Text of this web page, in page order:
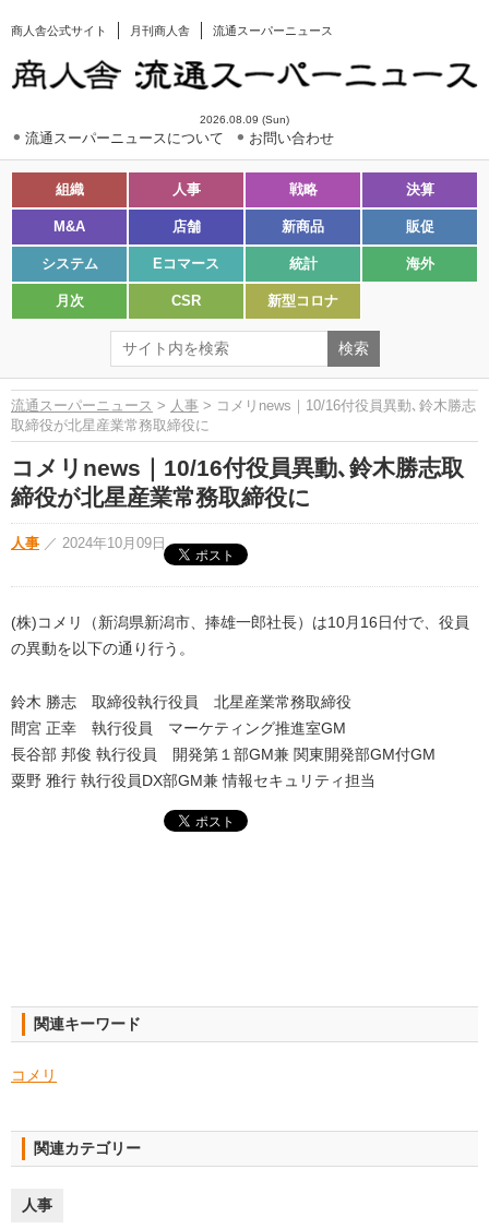
商人舎公式サイト 月刊商人舎 流通スーパーニュース
2026.08.09 (Sun)
流通スーパーニュースについて お問い合わせ
組織 人事 戦略 決算
M&A 店舗 新商品 販促
システム Eコマース 統計 海外
月次 CSR 新型コロナ
流通スーパーニュース > 人事 > コメリnews｜10/16付役員異動､鈴木勝志
取締役が北星産業常務取締役に
コメリnews｜10/16付役員異動､鈴木勝志取
締役が北星産業常務取締役に
人事 ／ 2024年10月09日
(株)コメリ（新潟県新潟市、捧雄一郎社長）は10月16日付で、役員
の異動を以下の通り行う。
鈴木 勝志 取締役執行役員 北星産業常務取締役
間宮 正幸 執行役員 マーケティング推進室GM
長谷部 邦俊 執行役員 開発第１部GM兼 関東開発部GM付GM
粟野 雅行 執行役員DX部GM兼 情報セキュリティ担当
関連キーワード
コメリ
関連カテゴリー
人事